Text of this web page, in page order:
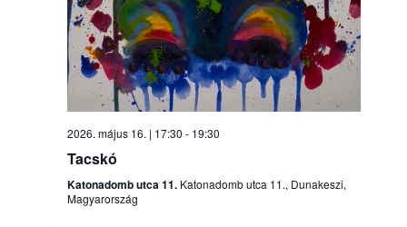
2026. május 16. | 17:30 - 19:30
Tacskó
Katonadomb utca 11. Katonadomb utca 11., Dunakeszi,
Magyarország